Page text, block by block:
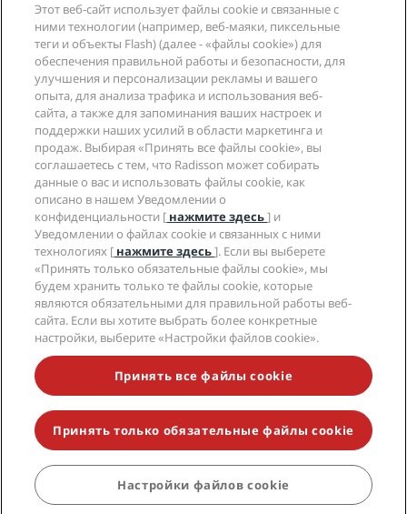
ЗАБРОНИРОВАТЬ
Blog
Направления
Новые и будущие отели
Приложение Radisson Hotels
Отели со статусом Sports Approved
Отели для семейного отдыха
Охрана здоровья и безопасность
Партнеры
Турагенты
Компания
Radisson Hotel Group
СМИ
Вакансии в RHG
Вакансии в PPHE
Вакансии в EHL
The Club by RHG
Возможности развития
Социально ответственный бизнес
Закупки
Юридическая информация
Центр конфиденциальности
Правовая оговорка
Условия и положения программы Radisson Rewards
Соглашение о пользовании сайтом
Цифровая доступность
Заявление о современном рабстве
Помощь
Уведомления для клиентов
Контактная информация
Часто задаваемые вопросы
Карта сайта
Социальные сети
Бренды Radisson Hotels
НЕ ПРОПУСТИТЕ НАШИ ПРЕДЛОЖЕНИЯ,
ПОЛЬЗУЮЩИЕСЯ НАИБОЛЬШЕЙ ПОПУЛЯРНОСТЬЮ
© 2026 Radisson Hotel Group.Все права защищены. RHG Radisson
Hotel Group, Radisson, Radisson RED, Radisson Blu, Radisson Collection,
Radisson Individuals, Park Plaza, Park Inn, Country Inn & Suites, Prize by
Radisson, Radisson Rewards и Radisson Meetings являются
торговыми знаками Radisson Hotel Group.
Этот веб-сайт использует файлы cookie и связанные с
ними технологии (например, веб-маяки, пиксельные
теги и объекты Flash) (далее - «файлы cookie») для
обеспечения правильной работы и безопасности, для
улучшения и персонализации рекламы и вашего
опыта, для анализа трафика и использования веб-
сайта, а также для запоминания ваших настроек и
поддержки наших усилий в области маркетинга и
продаж. Выбирая «Принять все файлы cookie», вы
соглашаетесь с тем, что Radisson может собирать
данные о вас и использовать файлы cookie, как
описано в нашем Уведомлении о
конфиденциальности [ нажмите здесь] и
Уведомлении о файлах cookie и связанных с ними
технологиях [ нажмите здесь]. Если вы выберете
«Принять только обязательные файлы cookie», мы
будем хранить только те файлы cookie, которые
являются обязательными для правильной работы веб-
сайта. Если вы хотите выбрать более конкретные
настройки, выберите «Настройки файлов cookie».
Принять все файлы cookie
Принять только обязательные файлы cookie
Настройки файлов cookie